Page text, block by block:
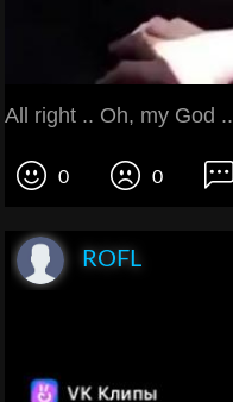
All right .. Oh, my God ..
0 0
ROFL